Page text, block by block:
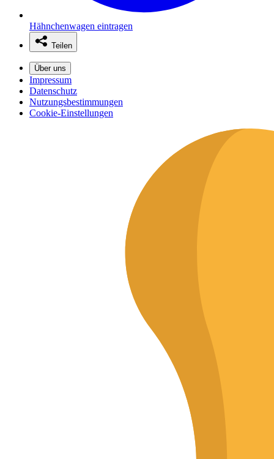
Hähnchenwagen eintragen
Teilen
Über uns
Impressum
Datenschutz
Nutzungsbestimmungen
Cookie-Einstellungen